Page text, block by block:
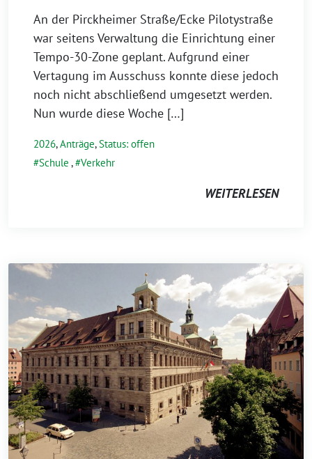
An der Pirckheimer Straße/Ecke Pilotystraße
war seitens Verwaltung die Einrichtung einer
Tempo-30-Zone geplant. Aufgrund einer
Vertagung im Ausschuss konnte diese jedoch
noch nicht abschließend umgesetzt werden.
Nun wurde diese Woche […]
2026,Anträge,Status: offen
Schule , Verkehr
WEITERLESEN